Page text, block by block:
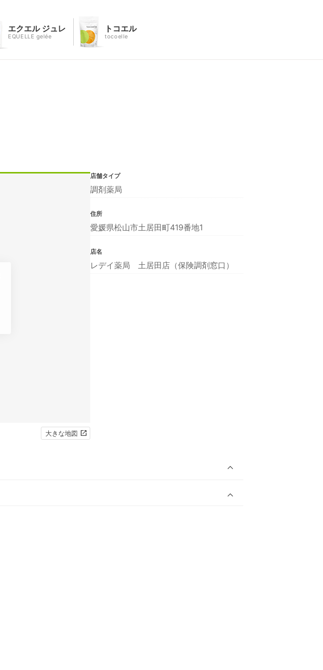
エクエル ジュレ
EQUELLE gelée
トコエル
tocoelle
大きな地図
店舗タイプ
調剤薬局
住所
愛媛県松山市土居田町419番地1
店名
レデイ薬局 土居田店（保険調剤窓口）